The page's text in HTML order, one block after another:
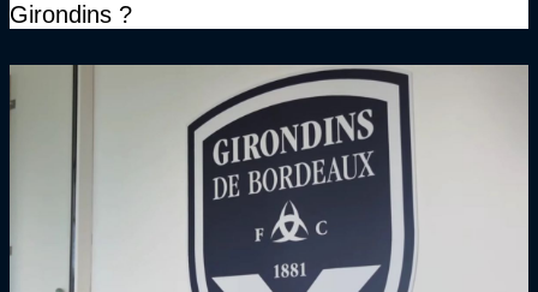
Girondins ?